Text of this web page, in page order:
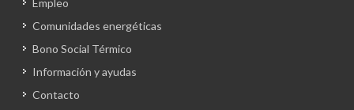
Empleo
Comunidades energéticas
Bono Social Térmico
Información y ayudas
Contacto